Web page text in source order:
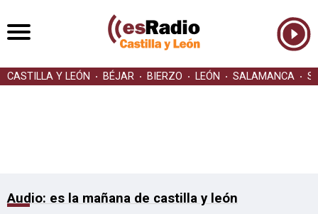
CASTILLA Y LEÓN BÉJAR BIERZO LEÓN SALAMANCA
Audio: es la mañana de castilla y león